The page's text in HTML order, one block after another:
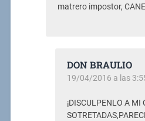
matrero impostor,
DON BRAULIO
19/04/2016 a las
¡DISCULPENLO A MI